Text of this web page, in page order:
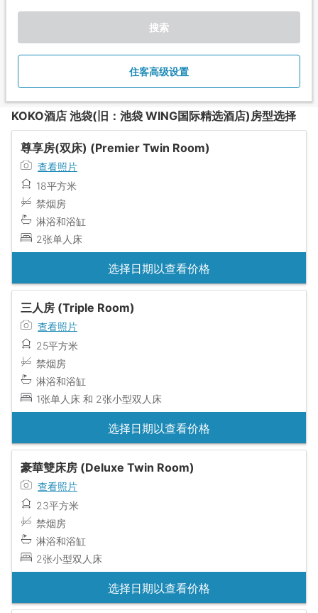
搜索
住客高级设置
KOKO酒店 池袋(旧：池袋 WING国际精选酒店)房型选择
尊享房(双床) (Premier Twin Room)
查看照片
18平方米
禁烟房
淋浴和浴缸
2张单人床
选择日期以查看价格
三人房 (Triple Room)
查看照片
25平方米
禁烟房
淋浴和浴缸
1张单人床 和 2张小型双人床
选择日期以查看价格
豪華雙床房 (Deluxe Twin Room)
查看照片
23平方米
禁烟房
淋浴和浴缸
2张小型双人床
选择日期以查看价格